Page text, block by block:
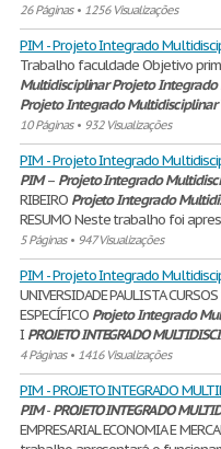
26 Páginas• 1256 Visualizações
PIM - Projeto Integrado
Trabalho faculdade Objetivo
Multidisciplinar ProjetoIntegrado
ProjetoIntegrado Multidisciplinar
10 Páginas• 932 Visualizações
PIM - Projeto Integrado
PIM– ProjetoIntegrado
RIBEIRO ProjetoIntegrado
RESUMO Neste trabalho foi
5 Páginas• 947 Visualizações
PIM - Projeto Integrado
UNIVERSIDADE PAULISTA
ESPECÍFICO ProjetoIntegrado
I PROJETOINTEGRADO
4 Páginas• 1416 Visualizações
PIM - PROJETO INTEGRADO
PIM-PROJETOINTEGRADO
EMPRESARIAL ECONOMIA E